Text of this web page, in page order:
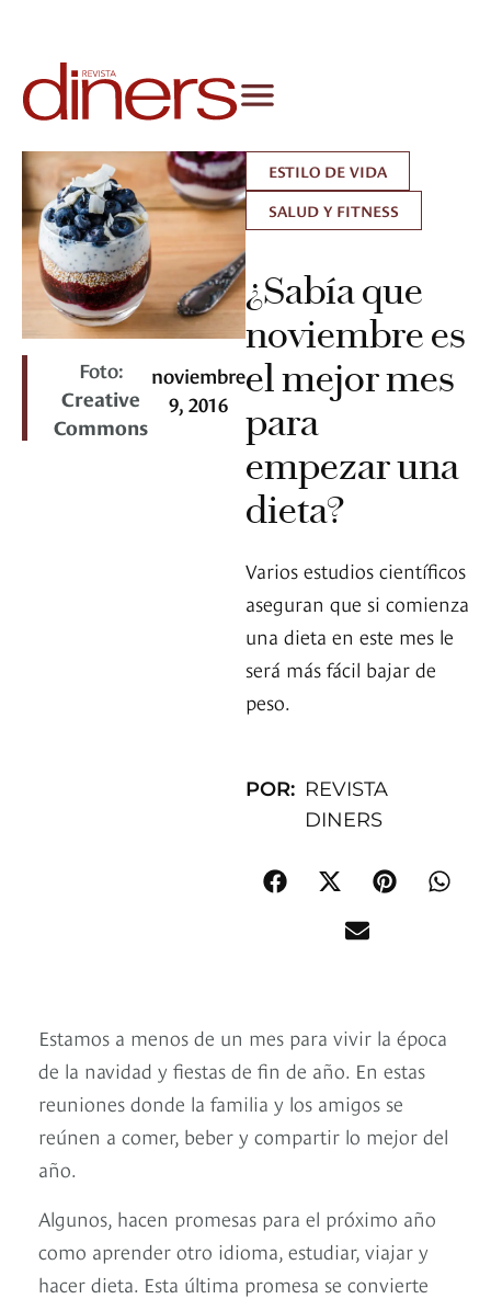
Foto:
Creative
Commons
noviembre
9, 2016
ESTILO DE VIDA
SALUD Y FITNESS
¿Sabía que
noviembre es
el mejor mes
para
empezar una
dieta?
Varios estudios científicos
aseguran que si comienza
una dieta en este mes le
será más fácil bajar de
peso.
POR: REVISTA
DINERS
Estamos a menos de un mes para vivir la época
de la navidad y fiestas de fin de año. En estas
reuniones donde la familia y los amigos se
reúnen a comer, beber y compartir lo mejor del
año.
Algunos, hacen promesas para el próximo año
como aprender otro idioma, estudiar, viajar y
hacer dieta. Esta última promesa se convierte